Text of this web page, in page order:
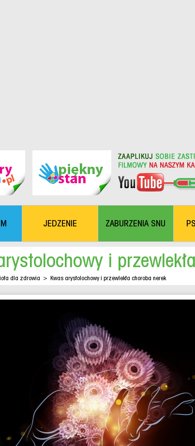
JEDZENIE ZABURZENIA SNU
i
dla zdrowia > Kwas arystolochowy i przewlekła choroba nerek